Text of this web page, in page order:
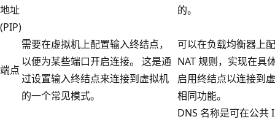
地址
(PIP)
的。
端点
需要在虚拟机上配置输入终结点，
以便为某些端口开启连接。 这是通
过设置输入终结点来连接到虚拟机
的一个常见模式。
可以在负载均衡器上
NAT 规则，实现在具
启用终结点以连接到
相同功能。
DNS 名称是可在公共